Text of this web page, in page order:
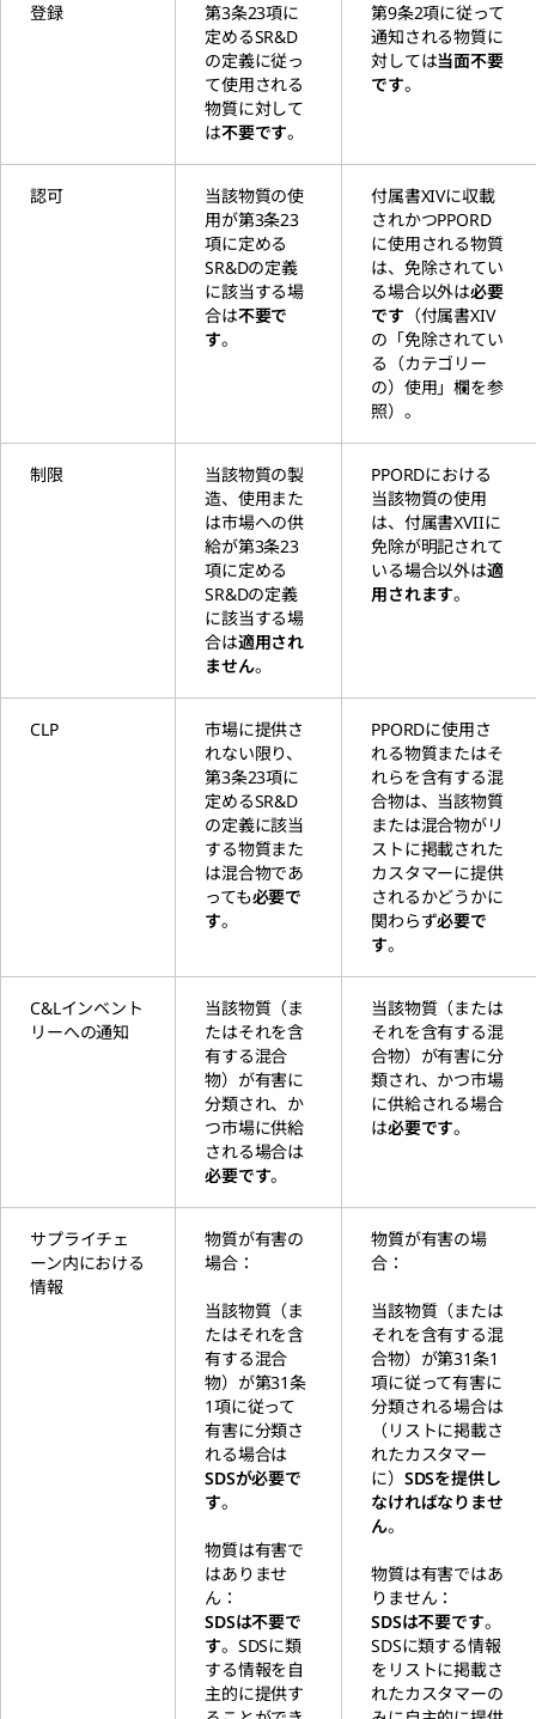
登録
第3条23項に
定めるSR&D
の定義に従っ
て使用される
物質に対して
は不要です。
第9条2項に従って
通知される物質に
対しては当面不要
です。
認可
当該物質の使
用が第3条23
項に定める
SR&Dの定義
に該当する場
合は不要で
す。
付属書XIVに収載
されかつPPORD
に使用される物質
は、免除されてい
る場合以外は必要
です （付属書XIV
の「免除されてい
る（カテゴリー
の）使用」欄を参
照）。
制限
当該物質の製
造、使用また
は市場への供
給が第3条23
項に定める
SR&Dの定義
に該当する場
合は適用され
ません。
PPORDにおける
当該物質の使用
は、付属書XVIIに
免除が明記されて
いる場合以外は適
用されます。
CLP
市場に提供さ
れない限り、
第3条23項に
定めるSR&D
の定義に該当
する物質また
は混合物であ
っても必要で
す。
PPORDに使用さ
れる物質またはそ
れらを含有する混
合物は、当該物質
または混合物がリ
ストに掲載された
カスタマーに提供
されるかどうかに
関わらず必要で
す。
C&Lインベント
リーへの通知
当該物質（ま
たはそれを含
有する混合
物）が有害に
分類され、か
つ市場に供給
される場合は
必要です。
当該物質（または
それを含有する混
合物）が有害に分
類され、かつ市場
に供給される場合
は必要です。
サプライチェ
ーン内における
情報
物質が有害の
場合：
当該物質（ま
たはそれを含
有する混合
物）が第31条
1項に従って
有害に分類さ
れる場合は
SDSが必要で
す。
物質は有害で
はありませ
ん：
SDSは不要で
す。SDSに類
する情報を自
主的に提供す
物質が有害の場
合：
当該物質（または
それを含有する混
合物）が第31条1
項に従って有害に
分類される場合は
（リストに掲載さ
れたカスタマー
に） SDSを提供し
なければなりませ
ん。
物質は有害ではあ
りません：
SDSは不要です。
SDSに類する情報
をリストに掲載さ
れたカスタマーの